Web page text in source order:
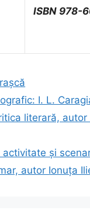
ISBN 978-
I. L.
literară, autor
activitate și
autor Ionuța